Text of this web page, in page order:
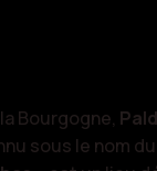
Bourgogne,
sous le nom du